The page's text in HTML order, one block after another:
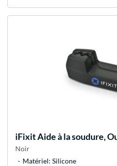
iFixitAide à la soudure,
Noir
Matériel: Silicone